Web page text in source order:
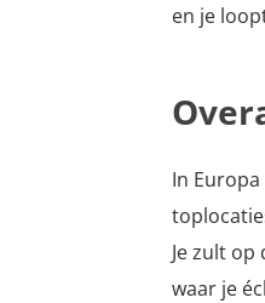
en je
In
Je zult
waar je